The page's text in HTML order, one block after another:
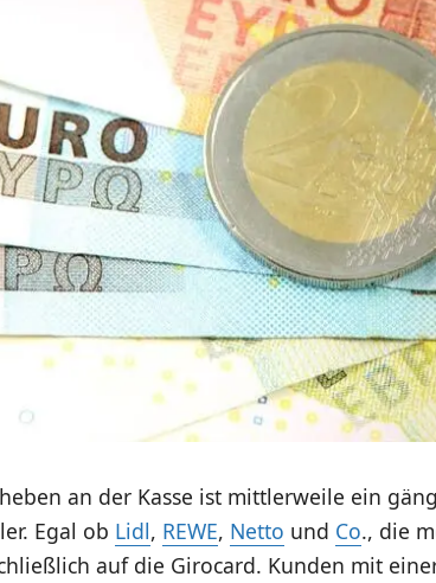
an der Kasse ist mittlerweile ein
Egal ob Lidl, REWE, Netto und Co., die
auf die Girocard. Kunden mit